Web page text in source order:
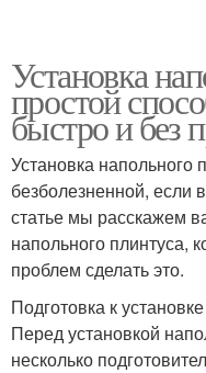
Установка
простой
быстро и без
Установка напольного
безболезненной, если
статье мы расскажем
напольного плинтуса,
проблем сделать это.
Подготовка к установке
Перед установкой
несколько